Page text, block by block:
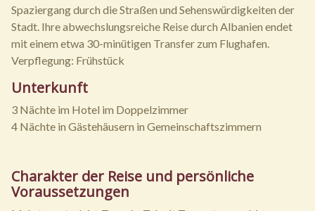
Spaziergang durch die Straßen und Sehenswürdigkeiten der
Stadt. Ihre abwechslungsreiche Reise durch Albanien endet
mit einem etwa 30-minütigen Transfer zum Flughafen.
Verpflegung: Frühstück
Unterkunft
3 Nächte im Hotel im Doppelzimmer
4 Nächte in Gästehäusern in Gemeinschaftszimmern
Charakter der Reise und persönliche
Voraussetzungen